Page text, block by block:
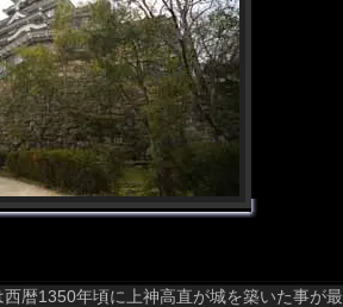
西暦1350年頃に上神高直が城を築いた事が